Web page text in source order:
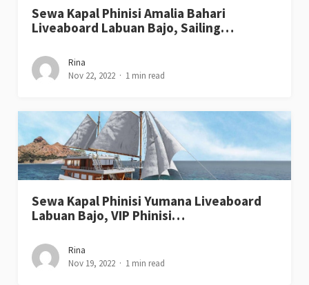
Sewa Kapal Phinisi Amalia Bahari
Liveaboard Labuan Bajo, Sailing…
Rina
Nov 22, 2022
1 min read
Sewa Kapal Phinisi Yumana Liveaboard
Labuan Bajo, VIP Phinisi…
Rina
Nov 19, 2022
1 min read